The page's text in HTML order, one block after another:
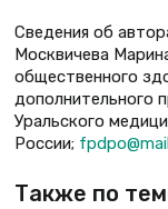
Сведения об
Москвичева
общественного
дополнительного
Уральского
России;
Также по